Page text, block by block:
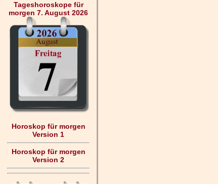
Tageshoroskope für
morgen 7. August 2026
Horoskop für morgen
Version 1
Horoskop für morgen
Version 2